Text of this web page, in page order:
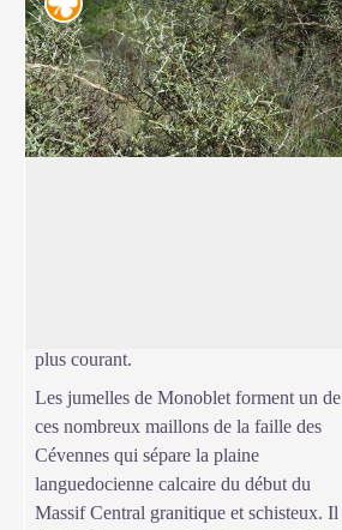
plus courant.
Les jumelles de Monoblet forment un de
ces nombreux maillons de la faille des
Cévennes qui sépare la plaine
languedocienne calcaire du début du
Massif Central granitique et schisteux. Il